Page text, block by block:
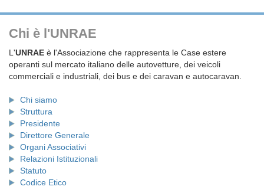
Chi è l'UNRAE
L'UNRAE è l'Associazione che rappresenta le Case estere
operanti sul mercato italiano delle autovetture, dei veicoli
commerciali e industriali, dei bus e dei caravan e autocaravan.
Chi siamo
Struttura
Presidente
Direttore Generale
Organi Associativi
Relazioni Istituzionali
Statuto
Codice Etico